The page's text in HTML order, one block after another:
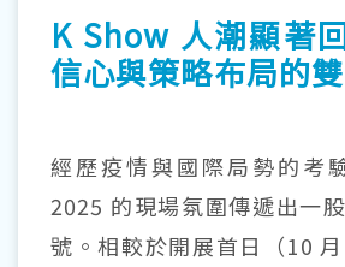
K Show 人潮顯著
信心與策略布局的
經歷疫情與國際局勢的考
2025 的現場氛圍傳遞出一
號。相較於開展首日（10